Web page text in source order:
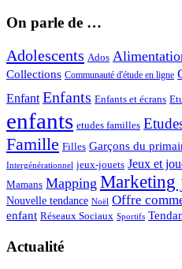
On parle de …
Adolescents Ados
Collections Communauté d'étude en ligne
Enfant Enfants Enfants et écrans
enfants etudes familles
Famille Filles Garçons du
Intergénérationnel jeux-jouets Jeux et
Mamans Mapping Marketing
Nouvelle tendance Noël Offre
enfant Réseaux Sociaux Sportifs
Actualité